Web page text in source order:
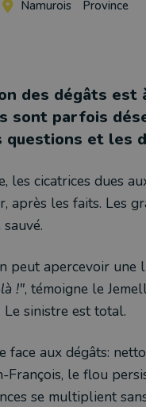
Namurois Province
des dégâts est
sont parfois
et les
les cicatrices dues
après les faits. Les
peut apercevoir
!", témoigne le
sinistre est total.
face aux dégâts:
François, le flou
se multiplient